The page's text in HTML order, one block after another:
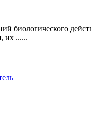
их ......